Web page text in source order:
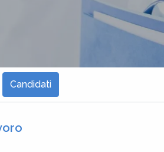
Candidati